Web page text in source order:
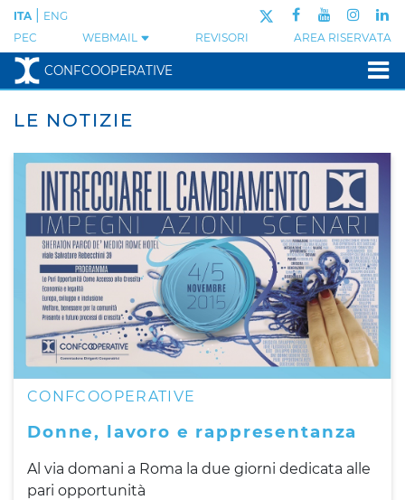
PEC WEBMAIL REVISORI AREA RISERVATA
ITA ENG
CONFCOOPERATIVE
LE NOTIZIE
CONFCOOPERATIVE
Donne, lavoro e rappresentanza
Al via domani a Roma la due giorni dedicata alle
pari opportunità